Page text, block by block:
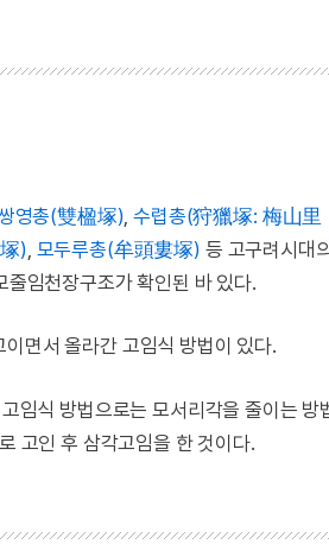
쌍영총(雙楹塚) ,수렵총(狩獵塚: 梅山里
) 모두루총(牟頭婁塚) 등 고구려시대
줄임천장구조가 확인된 바 있다.
면서 올라간 고임식 방법이 있다.
임식 방법으로는 모서리각을 줄이는 방
고인 후 삼각고임을 한 것이다.